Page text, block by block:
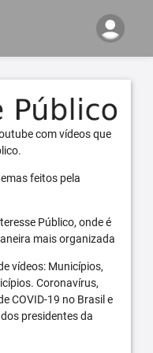
com vídeos que
feitos pela
Público, onde é
mais organizada
vídeos: Municípios,
Coronavírus,
COVID-19 no Brasil e
presidentes da